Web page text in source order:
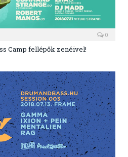
0
Camp fellépők zenéivel!